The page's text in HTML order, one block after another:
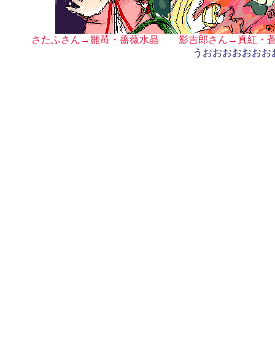
さたふさん→雛苺・薔薇水晶 影吉郎さん→真紅
うおおおおおお